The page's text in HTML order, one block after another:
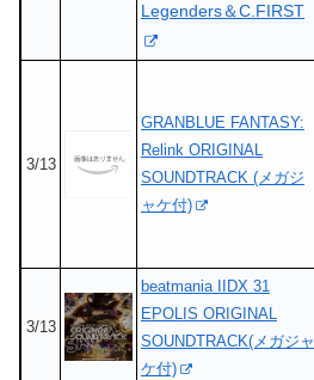
Legenders＆C.FIRST
3/13
GRANBLUE FANTASY:
Relink ORIGINAL
SOUNDTRACK (メガジ
ャケ付)
3/13
beatmania IIDX 31
EPOLIS ORIGINAL
SOUNDTRACK(メガジャ
ケ付)